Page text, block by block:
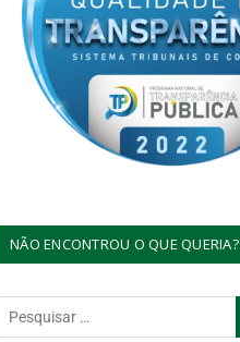
NÃO ENCONTROU O QUE QUERIA?